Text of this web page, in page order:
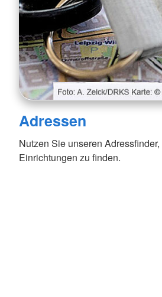
Adressen
Nutzen Sie unseren
Einrichtungen zu finden.